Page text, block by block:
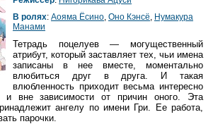
В ролях: Аояма Ёсино Оно Кэнсё Нумакура
Манами
Тетрадь поцелуев — могущественный
атрибут, который заставляет тех, чьи имена
записаны в нее вместе, моментально
влюбиться друг в друга. И такая
влюбленность приходит весьма интересно
вне зависимости от причин оного. Эта
ангелу по имени Гри. Ее работа,
парочки.